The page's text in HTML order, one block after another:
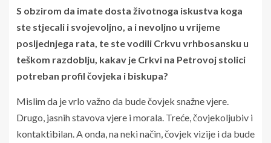
S obzirom da imate dosta životnoga iskustva koga
ste stjecali i svojevoljno, a i nevoljno u vrijeme
posljednjega rata, te ste vodili Crkvu vrhbosansku u
teškom razdoblju, kakav je Crkvi na Petrovoj stolici
potreban profil čovjeka i biskupa?
Mislim da je vrlo važno da bude čovjek snažne vjere.
Drugo, jasnih stavova vjere i morala. Treće, čovjekoljubiv i
kontaktibilan. A onda, na neki način, čovjek vizije i da bude